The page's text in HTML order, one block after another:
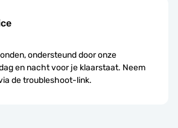
ondersteund door onze
en nacht voor je klaarstaat. Neem
de troubleshoot-link.